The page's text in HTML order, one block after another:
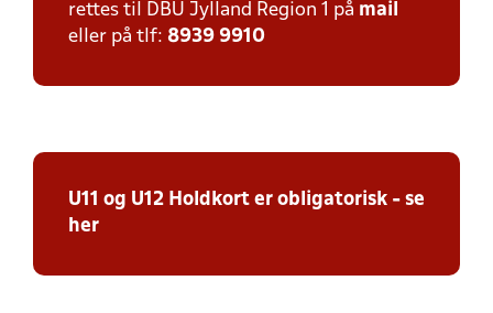
rettes til DBU Jylland Region 1 på mail
eller på tlf: 8939 9910
U11 og U12 Holdkort er obligatorisk - se
her